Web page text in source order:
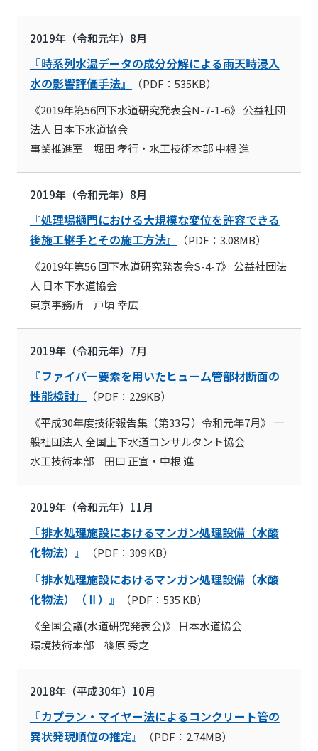
2019年（令和元年）8月
『時系列水温データの成分分解による雨天時浸入
水の影響評価手法』
（PDF：535KB）
《2019年第56回下水道研究発表会N-7-1-6》 公益社団
法人 日本下水道協会
事業推進室 堀田 孝行・水工技術本部 中根 進
2019年（令和元年）8月
『処理場樋門における大規模な変位を許容できる
後施工継手とその施工方法』
（PDF：3.08MB）
《2019年第56 回下水道研究発表会S-4-7》 公益社団法
人 日本下水道協会
東京事務所 戸頃 幸広
2019年（令和元年）7月
『ファイバー要素を用いたヒューム管部材断面の
性能検討』
（PDF：229KB）
《平成30年度技術報告集（第33号）令和元年7月》 一
般社団法人 全国上下水道コンサルタント協会
水工技術本部 田口 正宣・中根 進
2019年（令和元年）11月
『排水処理施設におけるマンガン処理設備（水酸
化物法）』
（PDF：309 KB）
『排水処理施設におけるマンガン処理設備（水酸
化物法）（Ⅱ）』
（PDF：535 KB）
《全国会議(水道研究発表会)》 日本水道協会
環境技術本部 篠原 秀之
2018年（平成30年）10月
『カプラン・マイヤー法によるコンクリート管の
異状発現順位の推定』
（PDF：2.74MB）